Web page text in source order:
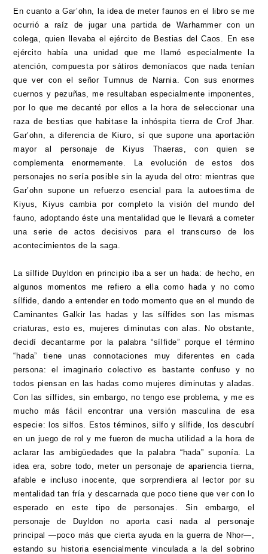
En cuanto a Gar’ohn, la idea de meter faunos en el libro se me
ocurrió a raíz de jugar una partida de Warhammer con un
colega, quien llevaba el ejército de Bestias del Caos. En ese
ejército había una unidad que me llamó especialmente la
atención, compuesta por sátiros demoníacos que nada tenían
que ver con el señor Tumnus de Narnia. Con sus enormes
cuernos y pezuñas, me resultaban especialmente imponentes,
por lo que me decanté por ellos a la hora de seleccionar una
raza de bestias que habitase la inhóspita tierra de Crof Jhar.
Gar’ohn, a diferencia de Kiuro, sí que supone una aportación
mayor al personaje de Kiyus Thaeras, con quien se
complementa enormemente. La evolución de estos dos
personajes no sería posible sin la ayuda del otro: mientras que
Gar’ohn supone un refuerzo esencial para la autoestima de
Kiyus, Kiyus cambia por completo la visión del mundo del
fauno, adoptando éste una mentalidad que le llevará a cometer
una serie de actos decisivos para el transcurso de los
acontecimientos de la saga.
La sílfide Duyldon en principio iba a ser un hada: de hecho, en
algunos momentos me refiero a ella como hada y no como
sílfide, dando a entender en todo momento que en el mundo de
Caminantes Galkir las hadas y las sílfides son las mismas
criaturas, esto es, mujeres diminutas con alas. No obstante,
decidí decantarme por la palabra “sílfide” porque el término
“hada” tiene unas connotaciones muy diferentes en cada
persona: el imaginario colectivo es bastante confuso y no
todos piensan en las hadas como mujeres diminutas y aladas.
Con las sílfides, sin embargo, no tengo ese problema, y me es
mucho más fácil encontrar una versión masculina de esa
especie: los silfos. Estos términos, silfo y sílfide, los descubrí
en un juego de rol y me fueron de mucha utilidad a la hora de
aclarar las ambigüedades que la palabra “hada” suponía. La
idea era, sobre todo, meter un personaje de apariencia tierna,
afable e incluso inocente, que sorprendiera al lector por su
mentalidad tan fría y descarnada que poco tiene que ver con lo
esperado en este tipo de personajes. Sin embargo, el
personaje de Duyldon no aporta casi nada al personaje
principal —poco más que cierta ayuda en la guerra de Nhor—,
estando su historia esencialmente vinculada a la del sobrino